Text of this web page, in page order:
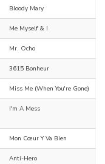
Bloody Mary
Me Myself & I
Mr. Ocho
3615 Bonheur
Miss Me (When You're Gone)
I'm A Mess
Mon Cœur Y Va Bien
Anti-Hero